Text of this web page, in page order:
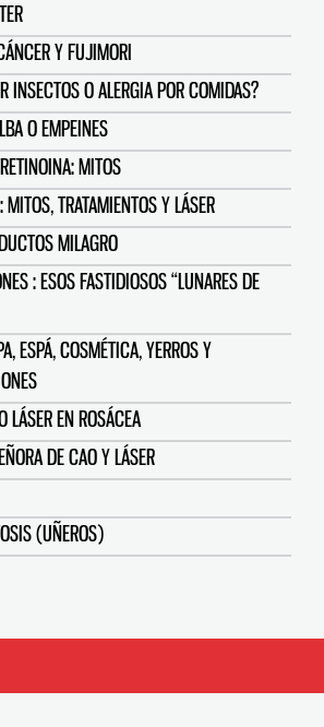
Y FUJIMORI
INSECTOS O ALERGIA POR COMIDAS?
O EMPEINES
MITOS
MITOS, TRATAMIENTOS Y LÁSER
MILAGRO
: ESOS FASTIDIOSOS “LUNARES DE
ESPÁ, COSMÉTICA, YERROS Y
LÁSER EN ROSÁCEA
DE CAO Y LÁSER
(UÑEROS)